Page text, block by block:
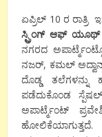
ಏಪ್ರಿಲ್ 10 ರ ರಾತ್ರಿ
ಸ್ಪ್ರಿಂಗ್ ಆಫ್ ಯೂಥ್
ನಗರದ
ನಜರ್, ಕಮಲ್ ಅದ್ವಾನ್
ದೊಡ್ಡ
ಪಡೆದುಕೊಂಡ
ಅಪಾರ್ಟ್ಮೆಂಟ್
ಹೋಲಿಕೆಯಾಗುತ್ತದೆ.